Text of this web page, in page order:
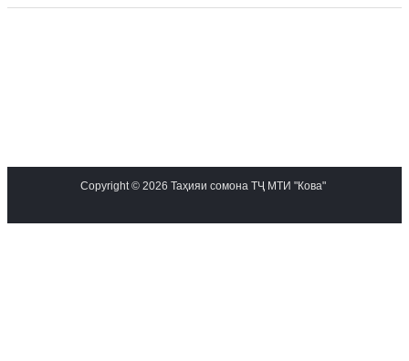
Copyright © 2026 Таҳияи сомона ТҶ МТИ "Кова"